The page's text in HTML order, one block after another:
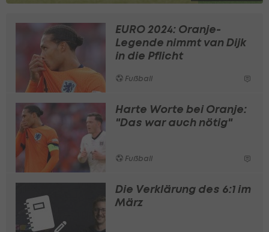
EURO 2024: Oranje-
Legende nimmt van Dijk
in die Pflicht
Fußball
Harte Worte bei Oranje:
"Das war auch nötig"
Fußball
Die Verklärung des 6:1 im
März